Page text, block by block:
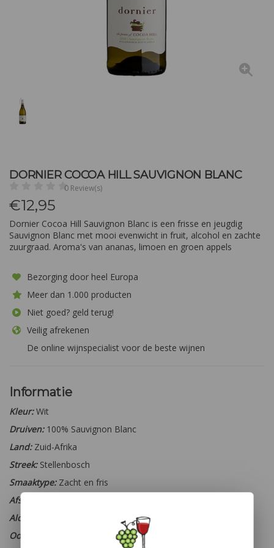
DORNIER COCOA HILL SAUVIGNON BLANC
0 Review(s)
€12,95
Dornier Cocoa Hill Sauvignon Blanc is een frisse en jeugdig
Sauvignon Blanc met mooi evenwicht in fruit, alcohol en zachte
zuurgraad. Aroma's van ananas, limoen en groen appels
Bezorging door heel Europa
Meer dan 1.000 producten
Niet goed? geld terug!
Veilig afrekenen
De online wijnspecialist voor de beste wijnen
Informatie
Kleur:Wit
Druiven:100% Sauvignon Blanc
Land:Zuid-Afrika
Streek:Stellenbosch
Smaaktype:Zacht en fris
Afsluiting:
Alcohol percentage:
Oogstjaar: